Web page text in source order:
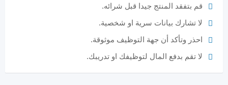
قم بتفقد المنتج جيدا قبل شرائه.
لا تشارك بيانات سرية او شخصية.
احذر وتأكد أن جهة التوظيف موثوقة.
لا تقم بدفع المال لتوظيفك او تدريبك.